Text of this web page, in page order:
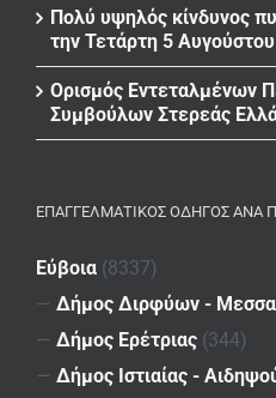
Πολύ υψηλός κίνδυνος
την Τετάρτη 5 Αυγούστου
Ορισμός Εντεταλμένων
Συμβούλων Στερεάς
ΕΠΑΓΓΕΛΜΑΤΙΚΌΣ ΟΔΗΓΌΣ ΑΝΆ
Εύβοια (8337)
— Δήμος Διρφύων -
— Δήμος Ερέτριας (344)
— Δήμος Ιστιαίας -